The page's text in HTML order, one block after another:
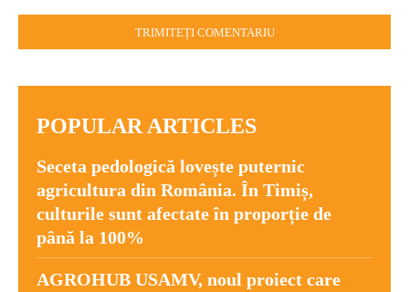
POPULAR ARTICLES
Seceta pedologică lovește puternic
agricultura din România. În Timiș,
culturile sunt afectate în proporție de
până la 100%
AGROHUB USAMV, noul proiect care